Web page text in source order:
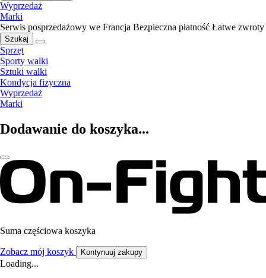
Wyprzedaż
Marki
Serwis posprzedażowy we Francja Bezpieczna płatność Łatwe zwroty
Szukaj
Sprzęt
Sporty walki
Sztuki walki
Kondycja fizyczna
Wyprzedaż
Marki
Dodawanie do koszyka...
Suma częściowa koszyka
Zobacz mój koszyk Kontynuuj zakupy
Loading...